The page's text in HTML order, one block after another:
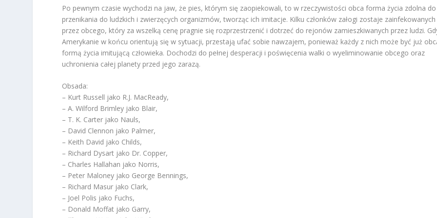
Po pewnym czasie wychodzi na jaw, że pies, którym się zaopiekowali, to w rzeczywistości obca forma życia zdolna do
przenikania do ludzkich i zwierzęcych organizmów, tworząc ich imitacje. Kilku członków załogi zostaje zainfekowanych
przez obcego, który za wszelką cenę pragnie się rozprzestrzenić i dotrzeć do rejonów zamieszkiwanych przez ludzi.
Amerykanie w końcu orientują się w sytuacji, przestają ufać sobie nawzajem, ponieważ każdy z nich może być już
formą życia imitującą człowieka. Dochodzi do pełnej desperacji i poświęcenia walki o wyeliminowanie obcego oraz
uchronienia całej planety przed jego zarazą.
Obsada:
– Kurt Russell jako R.J. MacReady,
– A. Wilford Brimley jako Blair,
– T. K. Carter jako Nauls,
– David Clennon jako Palmer,
– Keith David jako Childs,
– Richard Dysart jako Dr. Copper,
– Charles Hallahan jako Norris,
– Peter Maloney jako George Bennings,
– Richard Masur jako Clark,
– Joel Polis jako Fuchs,
– Donald Moffat jako Garry,